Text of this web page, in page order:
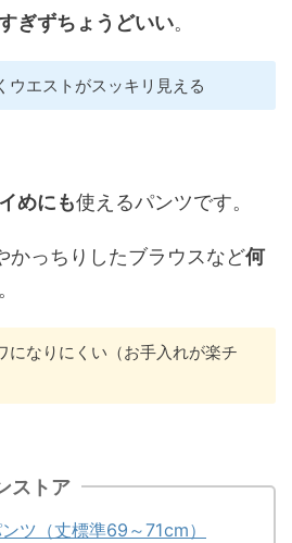
ぎずちょうどいい。
ウエストがスッキリ見える
めにも使えるパンツです。
かっちりしたブラウスなど何
。
になりにくい（お手入れが楽チ
ストア
ツ（丈標準69～71cm）